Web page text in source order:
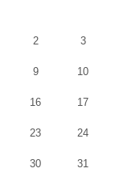
2 3
9 10
16 17
23 24
30 31